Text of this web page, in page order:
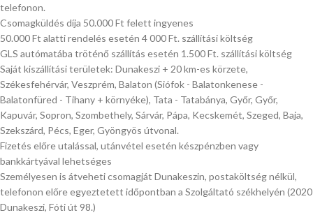
telefonon.
Csomagküldés díja 50.000 Ft felett ingyenes
50.000 Ft alatti rendelés esetén 4 000 Ft. szállítási költség
GLS autómatába tröténő szállítás esetén 1.500 Ft. szállítási költség
Saját kiszállítási területek: Dunakeszi + 20 km-es körzete,
Székesfehérvár, Veszprém, Balaton (Siófok - Balatonkenese -
Balatonfüred - Tihany + környéke), Tata - Tatabánya, Győr, Győr,
Kapuvár, Sopron, Szombethely, Sárvár, Pápa, Kecskemét, Szeged, Baja,
Szekszárd, Pécs, Eger, Gyöngyös útvonal.
Fizetés előre utalással, utánvétel esetén készpénzben vagy
bankkártyával lehetséges
Személyesen is átveheti csomagját Dunakeszin, postaköltség nélkül,
telefonon előre egyeztetett időpontban a Szolgáltató székhelyén (2020
Dunakeszi, Fóti út 98.)